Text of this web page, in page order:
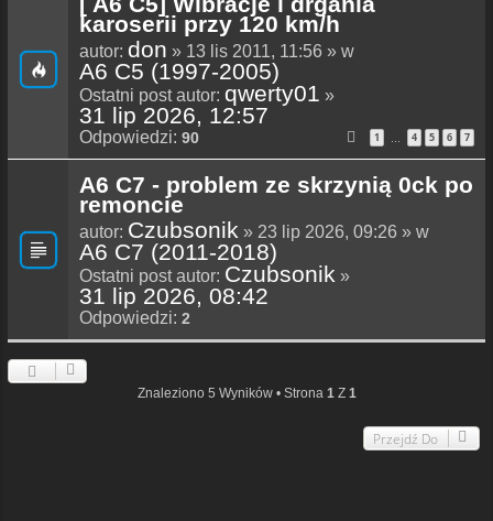
karoserii przy 120 km/h
autor: don » 13 lis 2011, 11:56 » w
A6 C5 (1997-2005)
Ostatni post autor: qwerty01 »
31 lip 2026, 12:57
Odpowiedzi: 90 1 … 4 5 6 7
A6 C7 - problem ze skrzynią 0ck po
remoncie
autor: Czubsonik » 23 lip 2026, 09:26 » w
A6 C7 (2011-2018)
Ostatni post autor: Czubsonik »
31 lip 2026, 08:42
Odpowiedzi: 2
Znaleziono 5 Wyników • Strona 1 Z 1
Przejdź Do